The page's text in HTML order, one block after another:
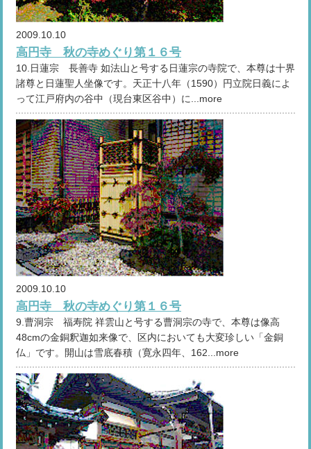
2009.10.10
高円寺 秋の寺めぐり第１６号
10.日蓮宗 長善寺 如法山と号する日蓮宗の寺院で、本尊は十界
諸尊と日蓮聖人坐像です。天正十八年（1590）円立院日義によ
って江戸府内の谷中（現台東区谷中）に...more
2009.10.10
高円寺 秋の寺めぐり第１６号
9.曹洞宗 福寿院 祥雲山と号する曹洞宗の寺で、本尊は像高
48cmの金銅釈迦如来像で、区内においても大変珍しい「金銅
仏」です。開山は雪底春積（寛永四年、162...more